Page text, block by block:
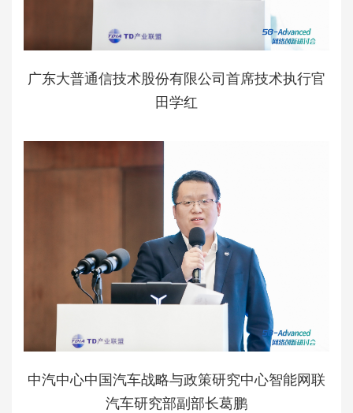
广东大普通信技术股份有限公司首席技术执行官
田学红
中汽中心中国汽车战略与政策研究中心智能网联
汽车研究部副部长葛鹏